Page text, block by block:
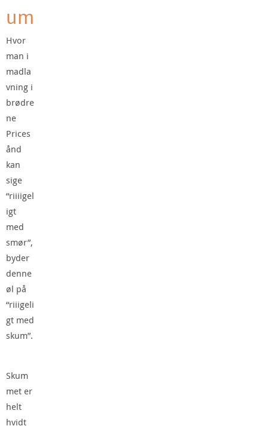
um
Hvor
man i
madla
vning i
brødre
ne
Prices
ånd
kan
sige
“riiiigel
igt
med
smør”,
byder
denne
øl på
“riiigeli
gt med
skum”.
Skum
met er
helt
hvidt